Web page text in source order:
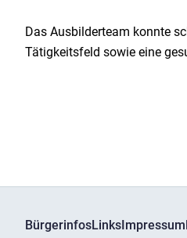
Das Ausbilderteam konnte
Tätigkeitsfeld sowie eine
BürgerinfosLinksImpressum